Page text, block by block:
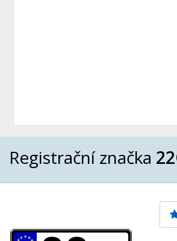
Registrační značka